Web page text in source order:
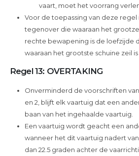
vaart, moet het voorrang
Voor de toepassing van deze
tegenover die waaraan het
rechte bewapening is de loefzijde
waaraan het grootste schuine zeil is
Regel 13: OVERTAKING
Onverminderd de voorschriften
en 2, blijft elk vaartuig dat een
baan van het ingehaalde vaartuig.
Een vaartuig wordt geacht een
wanneer het dit vaartuig nadert
dan 22.5 graden achter de